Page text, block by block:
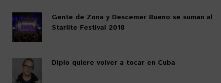
Gente de Zona y Descemer Bueno se suman al
Starlite Festival 2018
Diplo quiere volver a tocar en Cuba